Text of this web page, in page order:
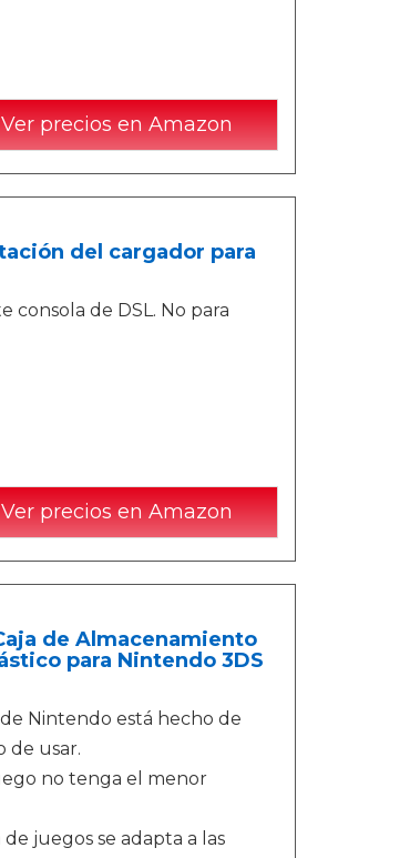
precios en Amazon
del cargador para
consola de DSL. No para
precios en Amazon
de Almacenamiento
para Nintendo 3DS
Nintendo está hecho de
de usar.
no tenga el menor
juegos se adapta a las